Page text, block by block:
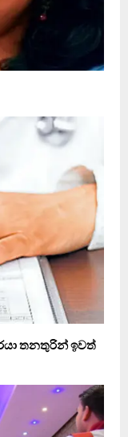
තනතුරින් ඉවත්